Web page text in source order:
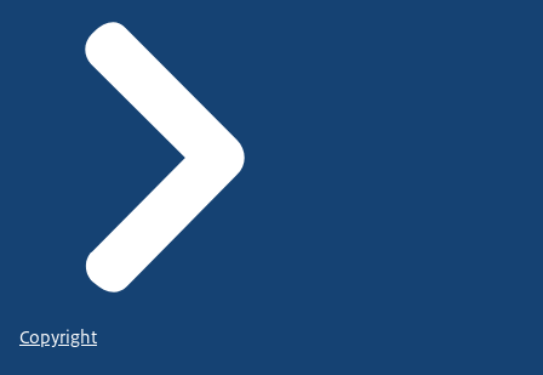
Copyright